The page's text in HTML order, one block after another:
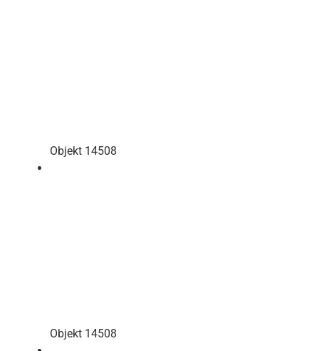
Objekt 14508
Objekt 14508